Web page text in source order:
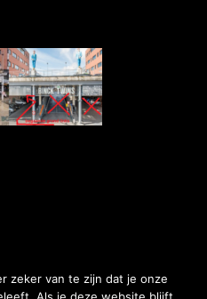
voorwaarden | Website
Nano Web
zeker van te zijn dat je onze